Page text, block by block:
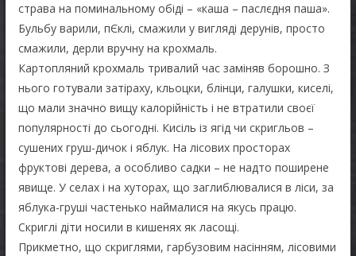
страва на поминальному обіді – «каша – паслєдня паша».
Бульбу варили, пЄклі, смажили у вигляді дерунів, просто
смажили, дерли вручну на крохмаль.
Картопляний крохмаль тривалий час заміняв борошно. З
нього готували затіраху, кльоцки, блінци, галушки, киселі,
що мали значно вищу калорійність і не втратили своєї
популярності до сьогодні. Кисіль із ягід чи скригльов –
сушених груш-дичок і яблук. На лісових просторах
фруктові дерева, а особливо садки – не надто поширене
явище. У селах і на хуторах, що заглиблювалися в ліси, за
яблука-груші частенько наймалися на якусь працю.
Скриглі діти носили в кишенях як ласощі.
Прикметно, що скриглями, гарбузовим насінням, лісовими